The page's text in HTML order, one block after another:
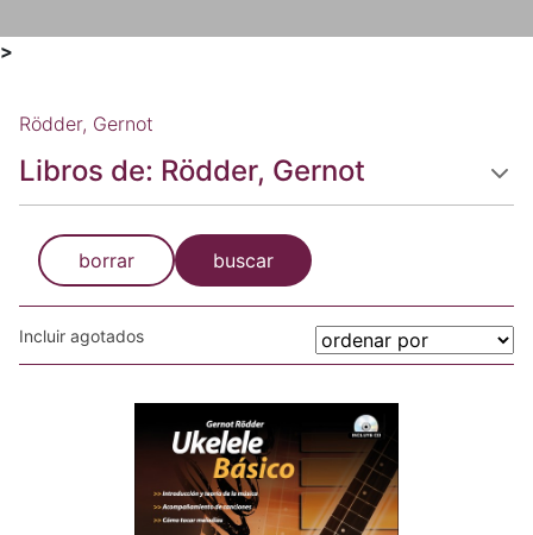
>
Rödder, Gernot
Libros de: Rödder, Gernot
borrar buscar
Incluir agotados